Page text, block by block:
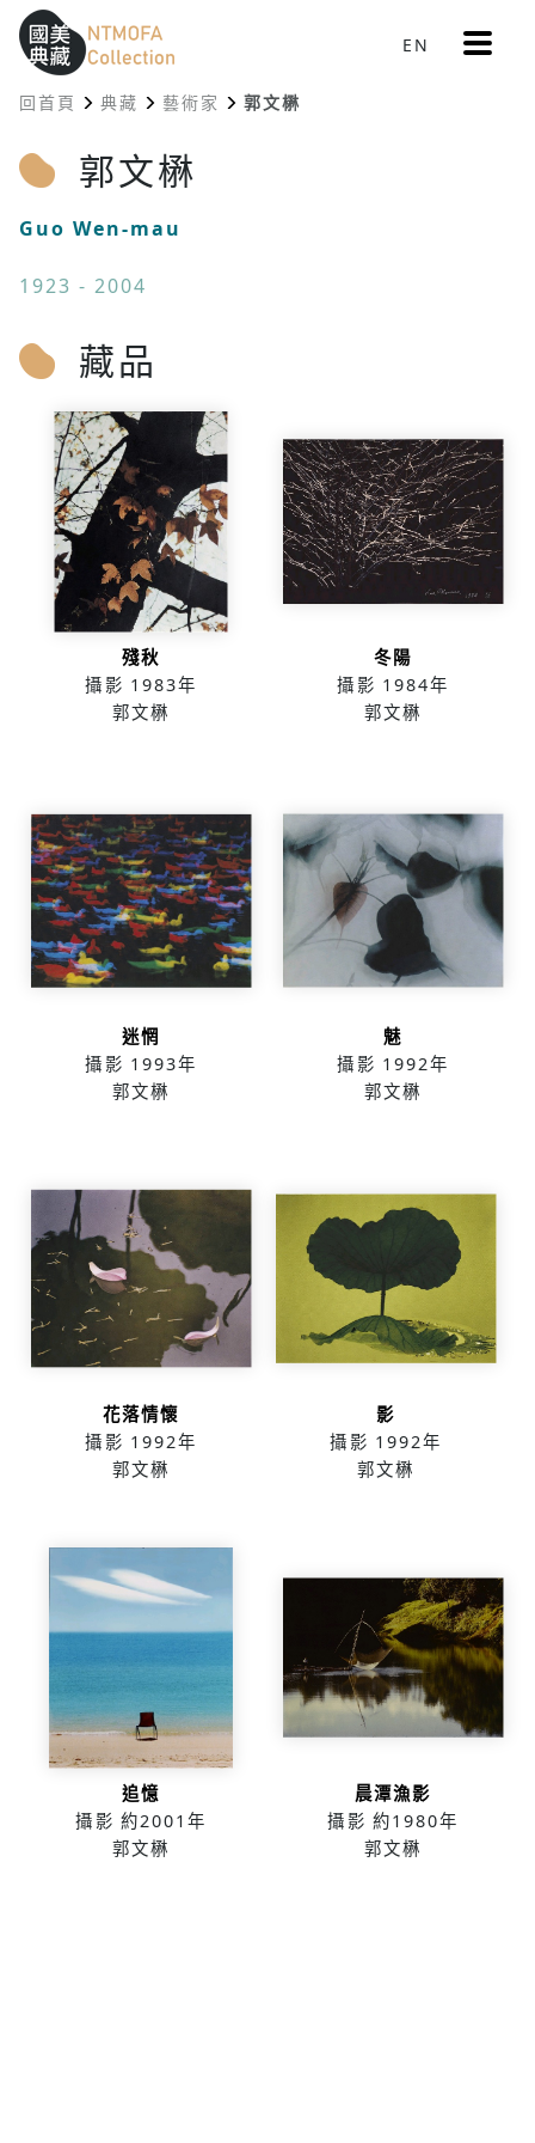
跳到中間主要內容區
網站導覽
::: EN 更
多
:::
回首頁 典藏 藝術家 郭文楙
郭文楙
Guo Wen-mau
1923 - 2004
藏品
殘秋
攝影 1983年
郭文楙
冬陽
攝影 1984年
郭文楙
迷惘
攝影 1993年
郭文楙
魅
攝影 1992年
郭文楙
花落情懷
攝影 1992年
郭文楙
影
攝影 1992年
郭文楙
追憶
攝影 約2001年
郭文楙
晨潭漁影
攝影 約1980年
郭文楙